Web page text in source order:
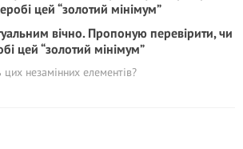
вічно. Пропоную перевірити, чи
цей “золотий мінімум”
цих незамінних елементів?